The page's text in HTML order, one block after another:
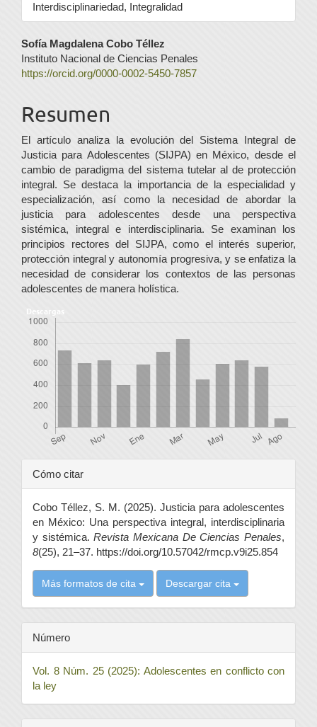
Interdisciplinariedad, Integralidad
Contenido
principal
artículo
Sofía Magdalena Cobo Téllez
Instituto Nacional de Ciencias Penales
https://orcid.org/0000-0002-5450-7857
Resumen
El artículo analiza la evolución del Sistema Integral de
Justicia para Adolescentes (SIJPA) en México, desde el
cambio de paradigma del sistema tutelar al de protección
integral. Se destaca la importancia de la especialidad y
especialización, así como la necesidad de abordar la
justicia para adolescentes desde una perspectiva
sistémica, integral e interdisciplinaria. Se examinan los
principios rectores del SIJPA, como el interés superior,
protección integral y autonomía progresiva, y se enfatiza la
necesidad de considerar los contextos de las personas
adolescentes de manera holística.
Descargas
Detalles
del
artículo
Cómo citar
Cobo Téllez, S. M. (2025). Justicia para adolescentes
en México: Una perspectiva integral, interdisciplinaria
y sistémica.Revista Mexicana De Ciencias Penales,
8(25), 21–37. https://doi.org/10.57042/rmcp.v9i25.854
Más formatos de cita Descargar cita
Número
Vol. 8 Núm. 25 (2025): Adolescentes en conflicto con
la ley